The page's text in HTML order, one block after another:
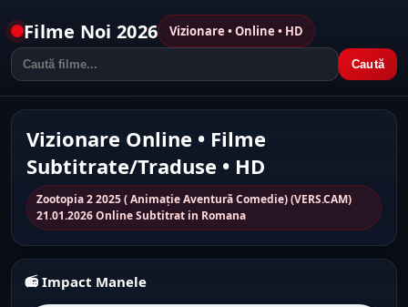
Filme Noi 2026 Vizionare • Online • HD
Caută
Vizionare Online • Filme
Subtitrate/Traduse • HD
Zootopia 2 2025 ( Animație Aventură Comedie) (VERS.CAM)
21.01.2026 Online Subtitrat in Romana
📻 Impact Manele